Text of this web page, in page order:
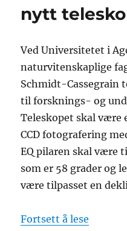
nytt
Ved Universitetet i
naturvitenskaplige
Schmidt-Cassegrain
til forsknings- og
Teleskopet skal
CCD fotografering
EQ pilaren skal være
som er 58 grader og
være tilpasset en
Fortsett å lese